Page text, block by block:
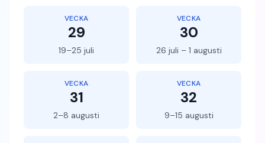
VECKA
29
19–25 juli
VECKA
30
26 juli – 1 augusti
VECKA
31
2–8 augusti
VECKA
32
9–15 augusti